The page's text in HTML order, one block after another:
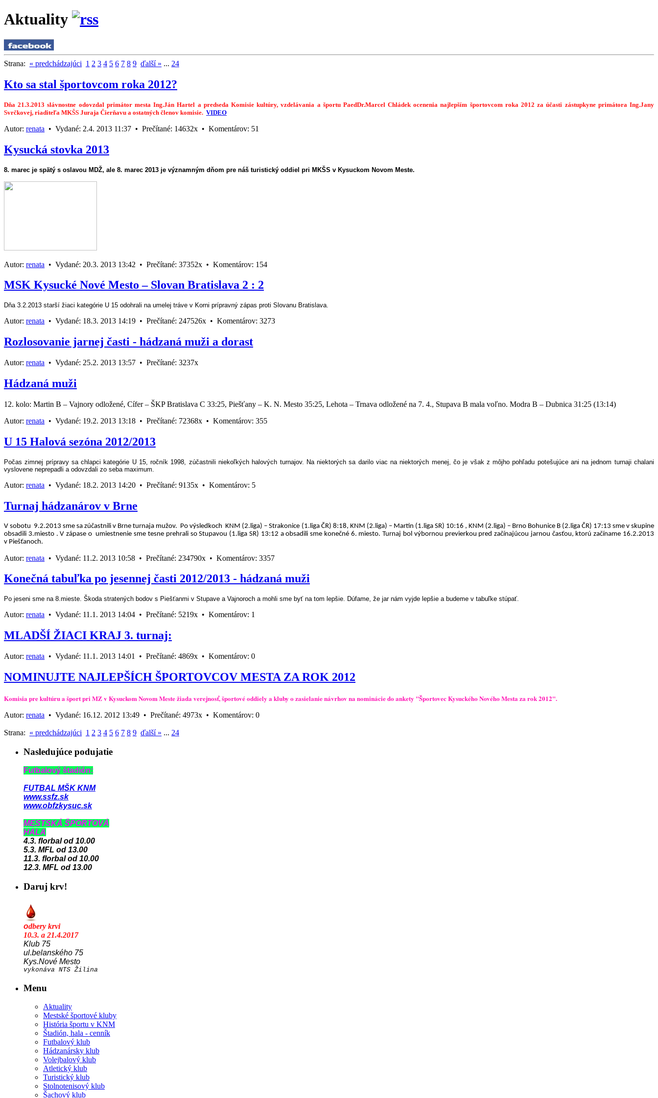
Aktuality
Strana: « predchádzajúci 1 2 3 4 5 6 7 8 9 ďalší » ... 24
Kto sa stal športovcom roka 2012?
Dňa 21.3.2013 slávnostne odovzdal primátor mesta Ing.Ján Hartel a predseda Komisie kultúry, vzdelávania a športu PaedDr.Marcel Chládek ocenenia najlepším športovcom roka 2012 za účasti zástupkyne primátora Ing.Jany
Svrčkovej, riaditeľa MKŠS Juraja Čierňavu a ostatných členov komisie. VIDEO
Autor: renata • Vydané: 2.4. 2013 11:37 • Prečítané: 14632x • Komentárov: 51
Kysucká stovka 2013
8. marec je spätý s oslavou MDŽ, ale 8. marec 2013 je významným dňom pre náš turistický oddiel pri MKŠS v Kysuckom Novom Meste.
Autor: renata • Vydané: 20.3. 2013 13:42 • Prečítané: 37352x • Komentárov: 154
MSK Kysucké Nové Mesto – Slovan Bratislava 2 : 2
Dňa 3.2.2013 starší žiaci kategórie U 15 odohrali na umelej tráve v Korni prípravný zápas proti Slovanu Bratislava.
Autor: renata • Vydané: 18.3. 2013 14:19 • Prečítané: 247526x • Komentárov: 3273
Rozlosovanie jarnej časti - hádzaná muži a dorast
Autor: renata • Vydané: 25.2. 2013 13:57 • Prečítané: 3237x
Hádzaná muži
12. kolo: Martin B – Vajnory odložené, Cífer – ŠKP Bratislava C 33:25, Piešťany – K. N. Mesto 35:25, Lehota – Trnava odložené na 7. 4., Stupava B mala voľno. Modra B – Dubnica 31:25 (13:14)
Autor: renata • Vydané: 19.2. 2013 13:18 • Prečítané: 72368x • Komentárov: 355
U 15 Halová sezóna 2012/2013
Počas zimnej prípravy sa chlapci kategórie U 15, ročník 1998, zúčastnili niekoľkých halových turnajov. Na niektorých sa darilo viac na niektorých menej, čo je však z môjho pohľadu potešujúce ani na jednom turnaji chalani
vyslovene neprepadli a odovzdali zo seba maximum.
Autor: renata • Vydané: 18.2. 2013 14:20 • Prečítané: 9135x • Komentárov: 5
Turnaj hádzanárov v Brne
V sobotu 9.2.2013 sme sa zúčastnili v Brne turnaja mužov. Po výsledkoch KNM (2.liga) – Strakonice (1.liga ČR) 8:18, KNM (2.liga) – Martin (1.liga SR) 10:16 , KNM (2.liga) – Brno Bohunice B (2.liga ČR) 17:13 sme v skupine
obsadili 3.miesto . V zápase o umiestnenie sme tesne prehrali so Stupavou (1.liga SR) 13:12 a obsadili sme konečné 6. miesto. Turnaj bol výbornou previerkou pred začínajúcou jarnou časťou, ktorú začíname 16.2.2013
v Piešťanoch.
Autor: renata • Vydané: 11.2. 2013 10:58 • Prečítané: 234790x • Komentárov: 3357
Konečná tabuľka po jesennej časti 2012/2013 - hádzaná muži
Po jeseni sme na 8.mieste. Škoda stratených bodov s Piešťanmi v Stupave a Vajnoroch a mohli sme byť na tom lepšie. Dúfame, že jar nám vyjde lepšie a budeme v tabuľke stúpať.
Autor: renata • Vydané: 11.1. 2013 14:04 • Prečítané: 5219x • Komentárov: 1
MLADŠÍ ŽIACI KRAJ 3. turnaj:
Autor: renata • Vydané: 11.1. 2013 14:01 • Prečítané: 4869x • Komentárov: 0
NOMINUJTE NAJLEPŠÍCH ŠPORTOVCOV MESTA ZA ROK 2012
Komisia pre kultúru a šport pri MZ v Kysuckom Novom Meste žiada verejnosť, športové oddiely a kluby o zasielanie návrhov na nominácie do ankety "Športovec Kysuckého Nového Mesta za rok 2012".
Autor: renata • Vydané: 16.12. 2012 13:49 • Prečítané: 4973x • Komentárov: 0
Strana: « predchádzajúci 1 2 3 4 5 6 7 8 9 ďalší » ... 24
Nasledujúce podujatie
Futbalový štadión:
FUTBAL MŠK KNM
www.ssfz.sk
www.obfzkysuc.sk
MESTSKÁ ŠPORTOVÁ
HALA
4.3. florbal od 10.00
5.3. MFL od 13.00
11.3. florbal od 10.00
12.3. MFL od 13.00
Daruj krv!
odbery krvi
10.3. a 21.4.2017
Klub 75
ul.belanského 75
Kys.Nové Mesto
vykonáva NTS Žilina
Menu
Aktuality
Mestské športové kluby
História športu v KNM
Štadión, hala - cenník
Futbalový klub
Hádzanársky klub
Volejbalový klub
Atletický klub
Turistický klub
Stolnotenisový klub
Šachový klub